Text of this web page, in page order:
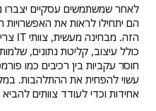
לאחר שמשתמשים עסקיים יצברו
הם יתחילו לראות את
הזה. מבחינה מעשית, צוותי IT צריכים
כולל עיצוב, קליטת נתונים,
חוסר עקביות בין רכיבים כמו
עשוי להפחית את ההתלהבות.
אחידות וכדי לעודד צוותים